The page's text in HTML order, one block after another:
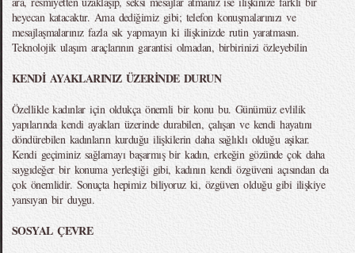
heyecan katacaktır. Ama dediğimiz gibi; telefon konuşmalarınızı ve
mesajlaşmalarınız fazla sık yapmayın ki ilişkinizde rutin yaratmasın.
Teknolojik ulaşım araçlarının garantisi olmadan, birbirinizi özleyebilin
KENDİ AYAKLARINIZ ÜZERİNDE DURUN
Özellikle kadınlar için oldukça önemli bir konu bu. Günümüz evlilik
yapılarında kendi ayakları üzerinde durabilen, çalışan ve kendi hayatını
döndürebilen kadınların kurduğu ilişkilerin daha sağlıklı olduğu aşikar.
Kendi geçiminiz sağlamayı başarmış bir kadın, erkeğin gözünde çok daha
saygıdeğer bir konuma yerleştiği gibi, kadının kendi özgüveni açısından da
çok önemlidir. Sonuçta hepimiz biliyoruz ki, özgüven olduğu gibi ilişkiye
yansıyan bir duygu.
SOSYAL ÇEVRE